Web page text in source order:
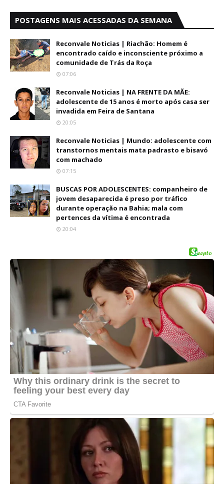
POSTAGENS MAIS ACESSADAS DA SEMANA
Reconvale Noticias | Riachão: Homem é
encontrado caído e inconsciente próximo a
comunidade de Trás da Roça
07:06
Reconvale Noticias | NA FRENTE DA MÃE:
adolescente de 15 anos é morto após casa ser
invadida em Feira de Santana
20:05
Reconvale Noticias | Mundo: adolescente com
transtornos mentais mata padrasto e bisavó
com machado
07:15
BUSCAS POR ADOLESCENTES: companheiro de
jovem desaparecida é preso por tráfico
durante operação na Bahia; mala com
pertences da vítima é encontrada
20:04